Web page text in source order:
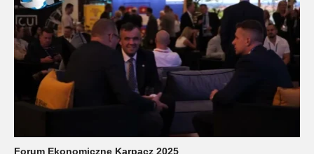
Forum Ekonomiczne Karpacz 2025